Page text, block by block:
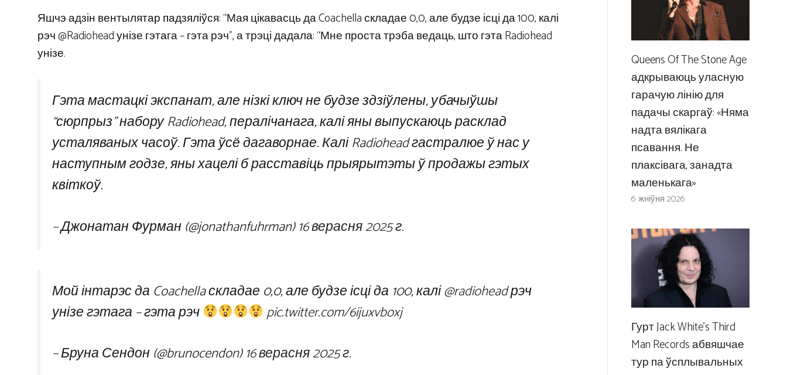
Яшчэ адзін вентылятар падзяліўся: “Мая цікавасць да Coachella складае 0,0, але будзе ісці да 100, калі
рэч @Radiohead унізе гэтага – гэта рэч”, а трэці дадала: “Мне проста трэба ведаць, што гэта Radiohead
унізе.
Гэта мастацкі экспанат, але нізкі ключ не будзе здзіўлены, убачыўшы
“сюрпрыз” набору Radiohead, пералічанага, калі яны выпускаюць расклад
усталяваных часоў. Гэта ўсё дагаворнае. Калі Radiohead гастралюе ў нас у
наступным годзе, яны хацелі б расставіць прыярытэты ў продажы гэтых
квіткоў.
– Джонатан Фурман (@jonathanfuhrman)16 верасня 2025 г.
Мой інтарэс да Coachella складае 0,0, але будзе ісці да 100, калі@radioheadрэч
унізе гэтага – гэта рэч
pic.twitter.com/6ijuxvboxj
– Бруна Сендон (@brunocendon)16 верасня 2025 г.
Queens Of The Stone Age
адкрываюць уласную
гарачую лінію для
падачы скаргаў: «Няма
надта вялікага
псавання. Не
плаксівага, занадта
маленькага»
6 жніўня 2026
Гурт Jack White’s Third
Man Records абвяшчае
тур па ўсплывальных